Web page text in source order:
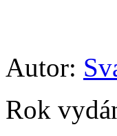
Autor:
Rok